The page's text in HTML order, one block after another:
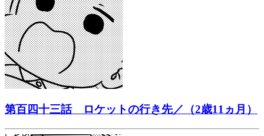
第百四十三話 ロケットの行き先／（2歳11ヵ月）